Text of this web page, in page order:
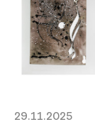
29.11.2025